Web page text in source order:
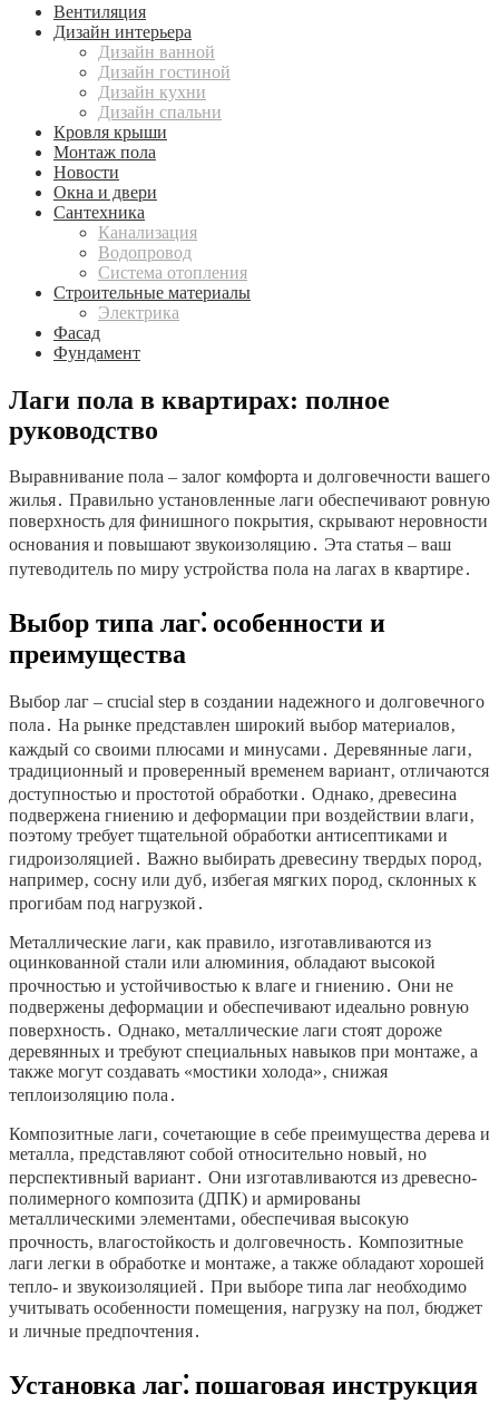
Вентиляция
Дизайн интерьера
Дизайн ванной
Дизайн гостиной
Дизайн кухни
Дизайн спальни
Кровля крыши
Монтаж пола
Новости
Окна и двери
Сантехника
Канализация
Водопровод
Система отопления
Строительные материалы
Электрика
Фасад
Фундамент
Лаги пола в квартирах: полное
руководство
Выравнивание пола – залог комфорта и долговечности вашего
жилья․ Правильно установленные лаги обеспечивают ровную
поверхность для финишного покрытия‚ скрывают неровности
основания и повышают звукоизоляцию․ Эта статья – ваш
путеводитель по миру устройства пола на лагах в квартире․
Выбор типа лаг⁚ особенности и
преимущества
Выбор лаг – crucial step в создании надежного и долговечного
пола․ На рынке представлен широкий выбор материалов‚
каждый со своими плюсами и минусами․ Деревянные лаги‚
традиционный и проверенный временем вариант‚ отличаются
доступностью и простотой обработки․ Однако‚ древесина
подвержена гниению и деформации при воздействии влаги‚
поэтому требует тщательной обработки антисептиками и
гидроизоляцией․ Важно выбирать древесину твердых пород‚
например‚ сосну или дуб‚ избегая мягких пород‚ склонных к
прогибам под нагрузкой․
Металлические лаги‚ как правило‚ изготавливаются из
оцинкованной стали или алюминия‚ обладают высокой
прочностью и устойчивостью к влаге и гниению․ Они не
подвержены деформации и обеспечивают идеально ровную
поверхность․ Однако‚ металлические лаги стоят дороже
деревянных и требуют специальных навыков при монтаже‚ а
также могут создавать «мостики холода»‚ снижая
теплоизоляцию пола․
Композитные лаги‚ сочетающие в себе преимущества дерева и
металла‚ представляют собой относительно новый‚ но
перспективный вариант․ Они изготавливаются из древесно-
полимерного композита (ДПК) и армированы
металлическими элементами‚ обеспечивая высокую
прочность‚ влагостойкость и долговечность․ Композитные
лаги легки в обработке и монтаже‚ а также обладают хорошей
тепло- и звукоизоляцией․ При выборе типа лаг необходимо
учитывать особенности помещения‚ нагрузку на пол‚ бюджет
и личные предпочтения․
Установка лаг⁚ пошаговая инструкция